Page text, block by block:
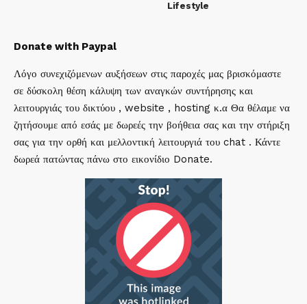
Lifestyle
Donate with Paypal
Λόγο συνεχιζόμενων αυξήσεων στις παροχές μας βρισκόμαστε
σε δύσκολη θέση κάλυψη των αναγκών συντήρησης και
λειτουργιάς του δικτύου , website , hosting κ.α Θα θέλαμε να
ζητήσουμε από εσάς με δωρεές την βοήθεια σας και την στήριξη
σας για την ορθή και μελλοντική λειτουργιά του chat . Κάντε
δωρεά πατώντας πάνω στο εικονίδιο Donate.